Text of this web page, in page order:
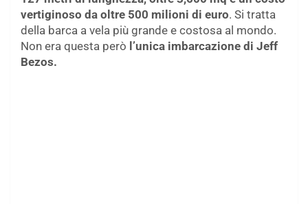
vertiginoso da oltre 500 milioni di euro. Si tratta
della barca a vela più grande e costosa al mondo.
Non era questa però l’unica imbarcazione di Jeff
Bezos.